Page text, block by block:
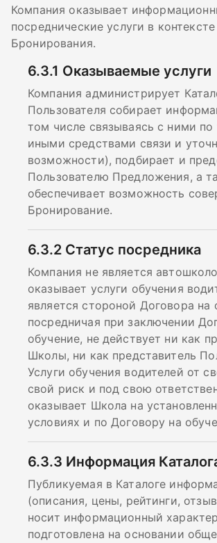
Компания оказывает
посреднические услуги в
Бронирования.
6.3.1 Оказываемые услуги
Компания администрирует
Пользователя собирает
том числе связываясь с ними по
иными средствами связи и
возможности), подбирает и
Пользователю Предложения, а
обеспечивает возможность
Бронирование.
6.3.2 Статус посредника
Компания не является
оказывает услуги обучения
является стороной Договора на
посредничая при заключении
обучение, не действует ни как
Школы, ни как представитель
Услуги обучения водителей от
свой риск и под свою
оказывает Школа на
условиях и по Договору на
6.3.3 Информация
Публикуемая в Каталоге
(описания, цены, рейтинги,
носит информационный
подготовлена на основании